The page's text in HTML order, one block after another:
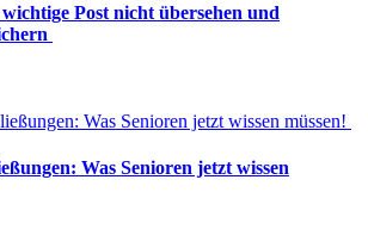
Post nicht übersehen und
Was Senioren jetzt wissen